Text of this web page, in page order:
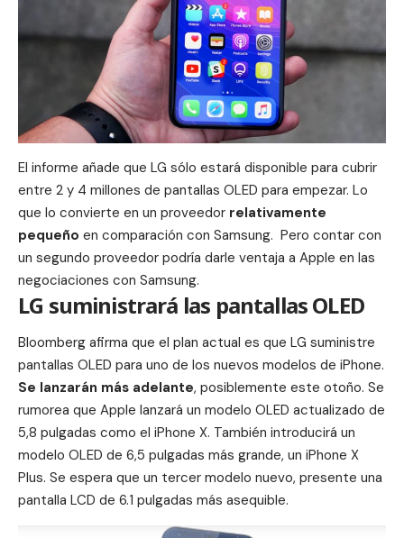
El informe añade que LG sólo estará disponible para cubrir
entre 2 y 4 millones de pantallas OLED para empezar. Lo
que lo convierte en un proveedor relativamente
pequeño en comparación con Samsung. Pero contar con
un segundo proveedor podría darle ventaja a Apple en las
negociaciones con Samsung.
LG suministrará las pantallas OLED
Bloomberg afirma que el plan actual es que LG suministre
pantallas OLED para uno de los nuevos modelos de iPhone.
Se lanzarán más adelante, posiblemente este otoño. Se
rumorea que Apple lanzará un modelo OLED actualizado de
5,8 pulgadas como el iPhone X. También introducirá un
modelo OLED de 6,5 pulgadas más grande, un iPhone X
Plus. Se espera que un tercer modelo nuevo, presente una
pantalla LCD de 6.1 pulgadas más asequible.